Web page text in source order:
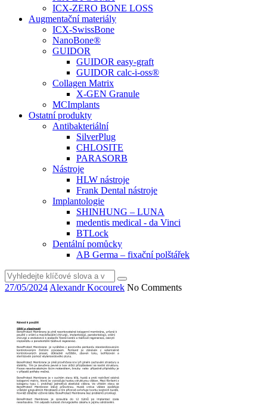
ICX-ZERO BONE LOSS
Augmentační materiály
ICX-SwissBone
NanoBone®
GUIDOR
GUIDOR easy-graft
GUIDOR calc-i-oss®
Collagen Matrix
X-GEN Granule
MCImplants
Ostatní produkty
Antibakteriální
SilverPlug
CHLOSITE
PARASORB
Nástroje
HLW nástroje
Frank Dental nástroje
Implantologie
SHINHUNG – LUNA
medentis medical - da Vinci
BTLock
Dentální pomůcky
AB Germa – fixační polštářek
Vyhledat
27/05/2024 Alexandr Kocourek No Comments